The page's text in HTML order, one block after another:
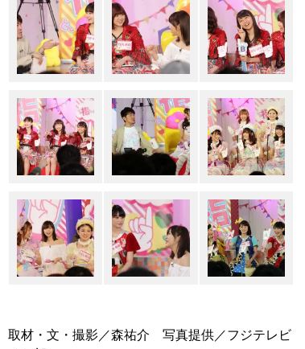
取材・文・撮影／森祐介 写真提供／フジテレビ